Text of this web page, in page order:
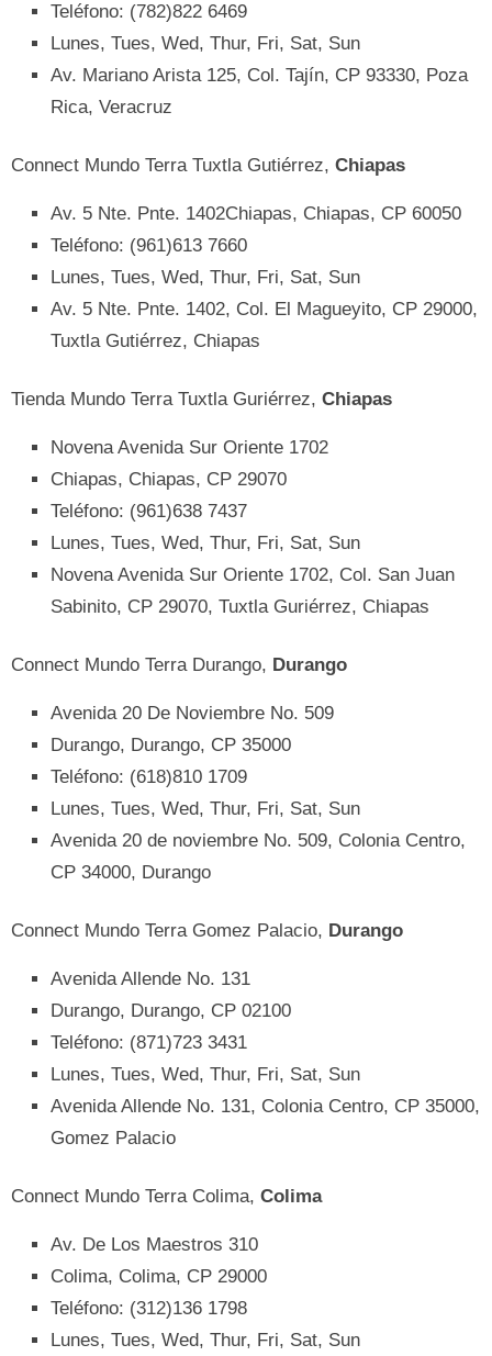
Teléfono: (782)822 6469
Lunes, Tues, Wed, Thur, Fri, Sat, Sun
Av. Mariano Arista 125, Col. Tajín, CP 93330, Poza
Rica, Veracruz
Connect Mundo Terra Tuxtla Gutiérrez, Chiapas
Av. 5 Nte. Pnte. 1402Chiapas, Chiapas, CP 60050
Teléfono: (961)613 7660
Lunes, Tues, Wed, Thur, Fri, Sat, Sun
Av. 5 Nte. Pnte. 1402, Col. El Magueyito, CP 29000,
Tuxtla Gutiérrez, Chiapas
Tienda Mundo Terra Tuxtla Guriérrez, Chiapas
Novena Avenida Sur Oriente 1702
Chiapas, Chiapas, CP 29070
Teléfono: (961)638 7437
Lunes, Tues, Wed, Thur, Fri, Sat, Sun
Novena Avenida Sur Oriente 1702, Col. San Juan
Sabinito, CP 29070, Tuxtla Guriérrez, Chiapas
Connect Mundo Terra Durango, Durango
Avenida 20 De Noviembre No. 509
Durango, Durango, CP 35000
Teléfono: (618)810 1709
Lunes, Tues, Wed, Thur, Fri, Sat, Sun
Avenida 20 de noviembre No. 509, Colonia Centro,
CP 34000, Durango
Connect Mundo Terra Gomez Palacio, Durango
Avenida Allende No. 131
Durango, Durango, CP 02100
Teléfono: (871)723 3431
Lunes, Tues, Wed, Thur, Fri, Sat, Sun
Avenida Allende No. 131, Colonia Centro, CP 35000,
Gomez Palacio
Connect Mundo Terra Colima, Colima
Av. De Los Maestros 310
Colima, Colima, CP 29000
Teléfono: (312)136 1798
Lunes, Tues, Wed, Thur, Fri, Sat, Sun